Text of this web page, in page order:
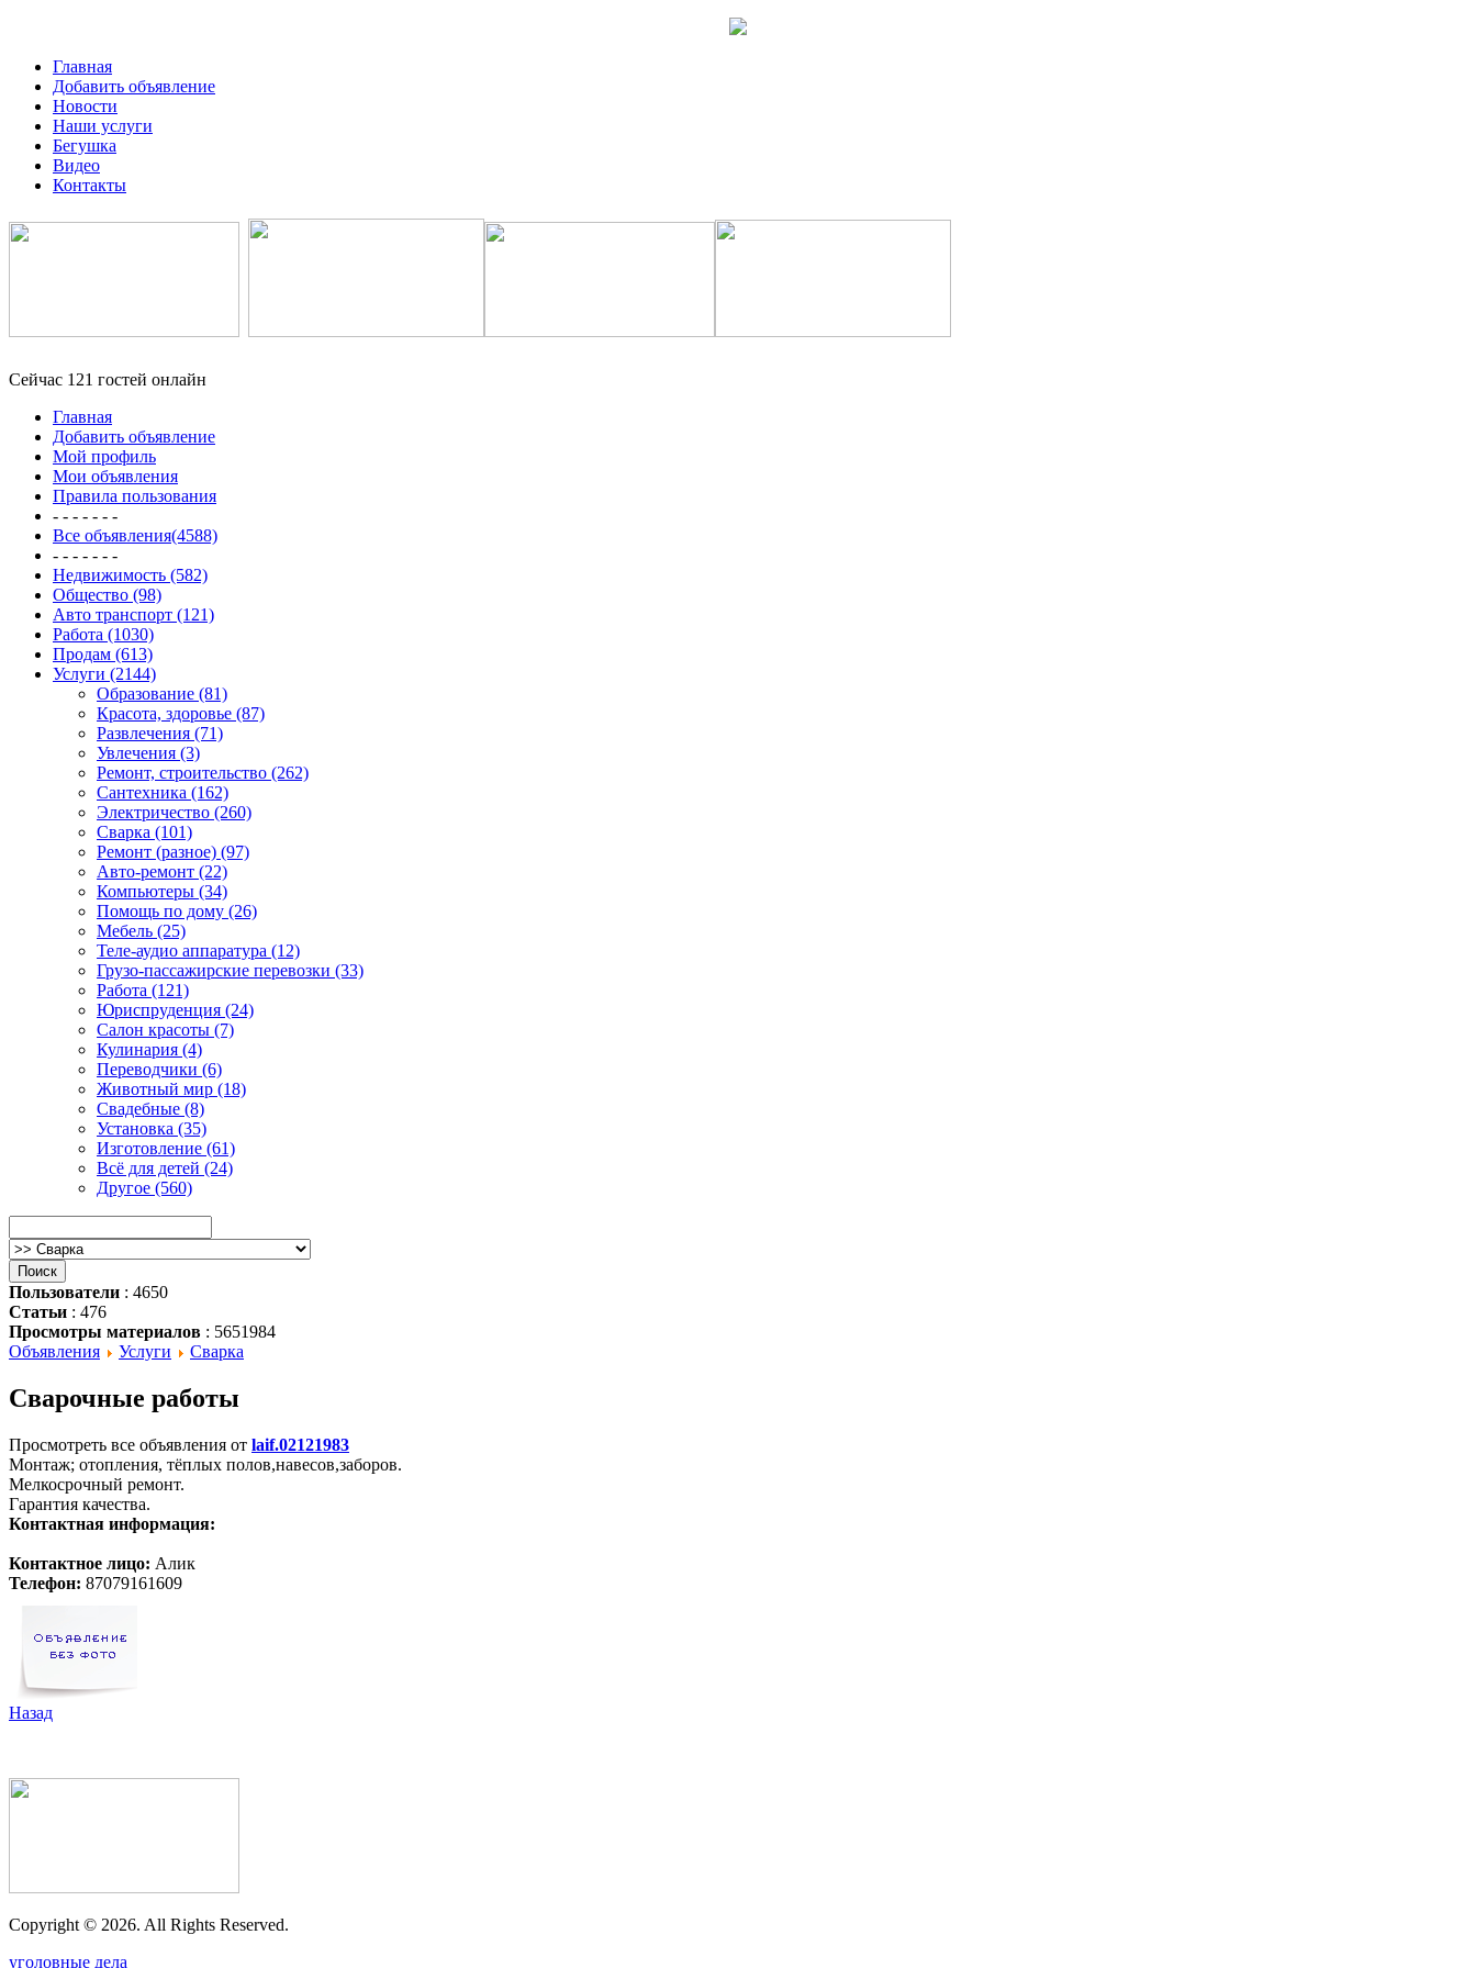
Главная
Добавить объявление
Новости
Наши услуги
Бегушка
Видео
Контакты
Сейчас 121 гостей онлайн
Главная
Добавить объявление
Мой профиль
Мои объявления
Правила пользования
- - - - - - -
Все объявления(4588)
- - - - - - -
Недвижимость (582)
Общество (98)
Авто транспорт (121)
Работа (1030)
Продам (613)
Услуги (2144)
Образование (81)
Красота, здоровье (87)
Развлечения (71)
Увлечения (3)
Ремонт, строительство (262)
Сантехника (162)
Электричество (260)
Сварка (101)
Ремонт (разное) (97)
Авто-ремонт (22)
Компьютеры (34)
Помощь по дому (26)
Мебель (25)
Теле-аудио аппаратура (12)
Грузо-пассажирские перевозки (33)
Работа (121)
Юриспруденция (24)
Салон красоты (7)
Кулинария (4)
Переводчики (6)
Животный мир (18)
Свадебные (8)
Установка (35)
Изготовление (61)
Всё для детей (24)
Другое (560)
Пользователи : 4650
Статьи : 476
Просмотры материалов : 5651984
Объявления
Услуги Сварка
Сварочные работы
Просмотреть все объявления от laif.02121983
Монтаж; отопления, тёплых полов,навесов,заборов.
Мелкосрочный ремонт.
Гарантия качества.
Контактная информация:
Контактное лицо: Алик
Телефон: 87079161609
Назад
Copyright © 2026. All Rights Reserved.
уголовные дела